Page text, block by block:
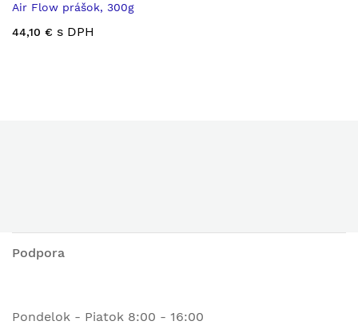
Air Flow prášok, 300g
44,10 € s DPH
Podpora
Pondelok - Piatok 8:00 - 16:00